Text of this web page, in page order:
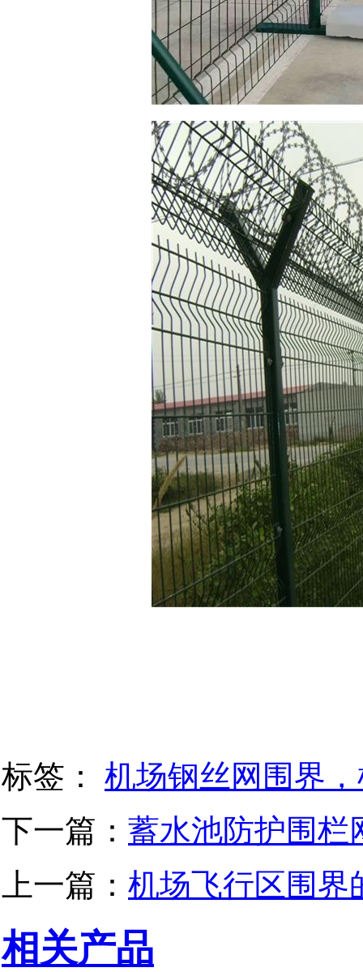
标签： 机场钢丝网围界
下一篇： 蓄水池防护围栏
上一篇： 机场飞行区围界
相关产品